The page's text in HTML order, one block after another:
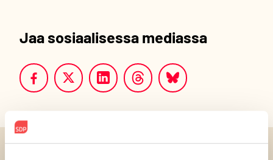
Jaa sosiaalisessa mediassa